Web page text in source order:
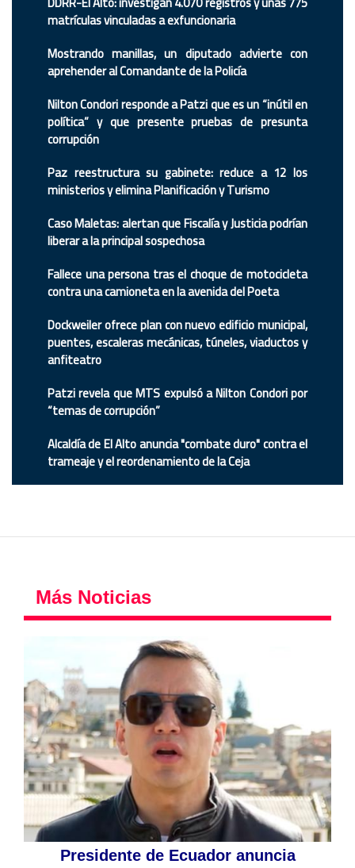
matrículas vinculadas a exfuncionaria
Mostrando manillas, un diputado advierte con
aprehender al Comandante de la Policía
Nilton Condori responde a Patzi que es un “inútil en
política” y que presente pruebas de presunta
corrupción
Paz reestructura su gabinete: reduce a 12 los
ministerios y elimina Planificación y Turismo
Caso Maletas: alertan que Fiscalía y Justicia podrían
liberar a la principal sospechosa
Fallece una persona tras el choque de motocicleta
contra una camioneta en la avenida del Poeta
Dockweiler ofrece plan con nuevo edificio municipal,
puentes, escaleras mecánicas, túneles, viaductos y
anfiteatro
Patzi revela que MTS expulsó a Nilton Condori por
“temas de corrupción”
Alcaldía de El Alto anuncia "combate duro" contra el
trameaje y el reordenamiento de la Ceja
Más Noticias
Presidente de Ecuador anuncia